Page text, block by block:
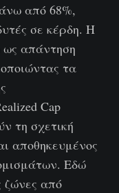
από 68%,
σε κέρδη. Η
απάντηση
τα
Cap
τη σχετική
αποθηκευμένος
Εδώ
ζώνες από